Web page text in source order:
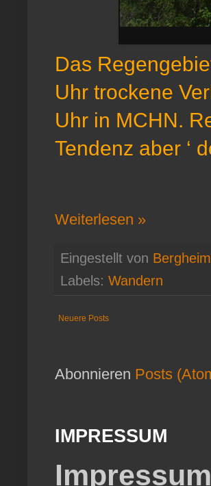
Das
Uhr trockene
Uhr in MCHN.
Tendenz aber ‘
Weiterlesen »
Eingestellt von
Labels: Wandern
Neuere Posts
Abonnieren Posts
IMPRESSUM
Impressum